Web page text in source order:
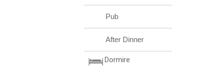
Pub
After Dinner
Dormire